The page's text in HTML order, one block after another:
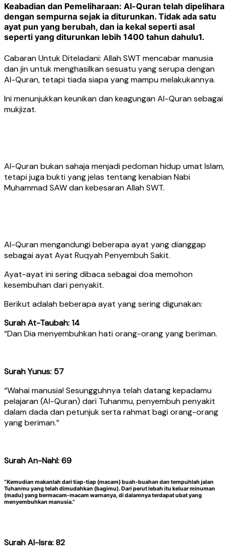
Keabadian dan Pemeliharaan: Al-Quran telah dipelihara
dengan sempurna sejak ia diturunkan. Tidak ada satu
ayat pun yang berubah, dan ia kekal seperti asal
seperti yang diturunkan lebih 1400 tahun dahulu1.
Cabaran Untuk Diteladani: Allah SWT mencabar manusia
dan jin untuk menghasilkan sesuatu yang serupa dengan
Al-Quran, tetapi tiada siapa yang mampu melakukannya.
Ini menunjukkan keunikan dan keagungan Al-Quran sebagai
mukjizat.
Al-Quran bukan sahaja menjadi pedoman hidup umat Islam,
tetapi juga bukti yang jelas tentang kenabian Nabi
Muhammad SAW dan kebesaran Allah SWT.
Al-Quran mengandungi beberapa ayat yang dianggap
sebagai ayat Ayat Ruqyah Penyembuh Sakit.
Ayat-ayat ini sering dibaca sebagai doa memohon
kesembuhan dari penyakit.
Berikut adalah beberapa ayat yang sering digunakan:
Surah At-Taubah: 14
“Dan Dia menyembuhkan hati orang-orang yang beriman.
Surah Yunus: 57
“Wahai manusia! Sesungguhnya telah datang kepadamu
pelajaran (Al-Quran) dari Tuhanmu, penyembuh penyakit
dalam dada dan petunjuk serta rahmat bagi orang-orang
yang beriman.”
Surah An-Nahl: 69
“Kemudian makanlah dari tiap-tiap (macam) buah-buahan dan tempuhlah jalan
Tuhanmu yang telah dimudahkan (bagimu). Dari perut lebah itu keluar minuman
(madu) yang bermacam-macam warnanya, di dalamnya terdapat ubat yang
menyembuhkan manusia.”
Surah Al-Isra: 82